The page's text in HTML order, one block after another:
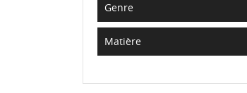
Genre
Matière